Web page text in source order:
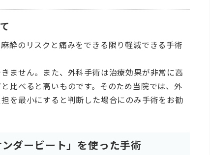
酔のリスクと痛みをできる限り軽減できる手術
ません。また、外科手術は治療効果が非常に高
比べると高いものです。そのため当院では、外
を最小にすると判断した場合にのみ手術をお勧
ダービート」を使った手術